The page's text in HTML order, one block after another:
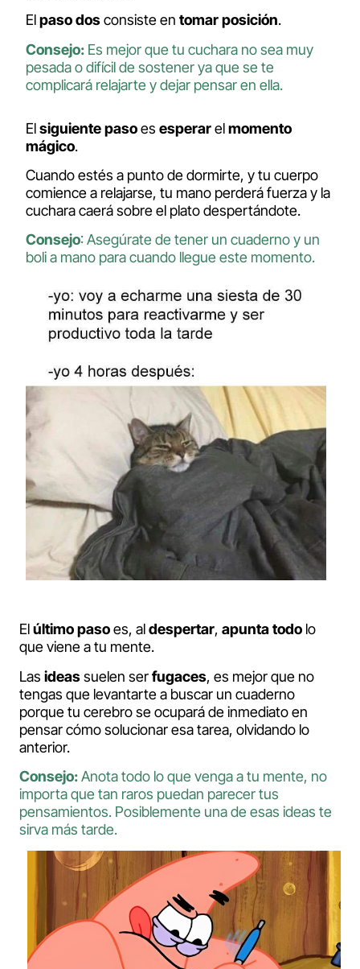
Elpaso dosconsiste en tomar posición.
Consejo: Es mejor que tu cuchara no sea muy
pesada o difícil de sostener ya que se te
complicará relajarte y dejar pensar en ella.
Elsiguiente pasoes esperarelmomento
mágico.
Cuando estés a punto de dormirte, y tu cuerpo
comience a relajarse, tu mano perderá fuerza y la
cuchara caerá sobre el plato despertándote.
Consejo: Asegúrate de tener un cuaderno y un
boli a mano para cuando llegue este momento.
Elúltimo pasoes, aldespertar, apuntatodo lo
que viene a tu mente.
Las ideassuelen serfugaces, es mejor que no
tengas que levantarte a buscar un cuaderno
porque tu cerebro se ocupará de inmediato en
pensar cómo solucionar esa tarea, olvidando lo
anterior.
Consejo:Anota todo lo que venga a tu mente, no
importa que tan raros puedan parecer tus
pensamientos. Posiblemente una de esas ideas te
sirva más tarde.